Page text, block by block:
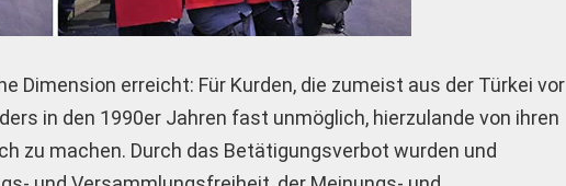
Dimension erreicht: Für Kurden, die zumeist aus der Türkei vor
in den 1990er Jahren fast unmöglich, hierzulande von ihren
zu machen. Durch das Betätigungsverbot wurden und